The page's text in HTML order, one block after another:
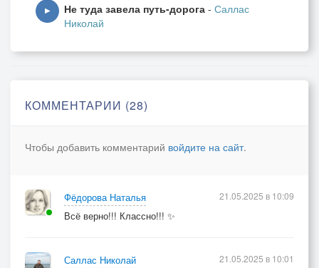
▶ Не туда завела путь-дорога - Саллас
Николай
КОММЕНТАРИИ (28)
Чтобы добавить комментарий войдите на сайт.
Фёдорова Наталья
Всё верно!!! Классно!!! ✨
21.05.2025 в 10:09
Саллас Николай
21.05.2025 в 10:01